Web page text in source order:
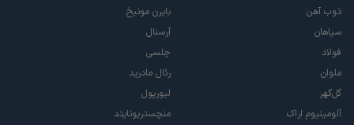
ذوب آهن
سپاهان
فولاد
ملوان
گل‌گهر
آلومینیوم اراک
بایرن مونیخ
آرسنال
چلسی
رئال مادرید
لیورپول
منچستریونایتد